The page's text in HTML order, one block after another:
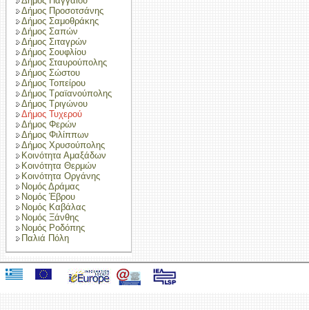
Δήμος Προσοτσάνης
Δήμος Σαμοθράκης
Δήμος Σαπών
Δήμος Σιταγρών
Δήμος Σουφλίου
Δήμος Σταυρούπολης
Δήμος Σώστου
Δήμος Τοπείρου
Δήμος Τραϊανούπολης
Δήμος Τριγώνου
Δήμος Τυχερού
Δήμος Φερών
Δήμος Φιλίππων
Δήμος Χρυσούπολης
Κοινότητα Αμαξάδων
Κοινότητα Θερμών
Κοινότητα Οργάνης
Νομός Δράμας
Νομός Έβρου
Νομός Καβάλας
Νομός Ξάνθης
Νομός Ροδόπης
Παλιά Πόλη